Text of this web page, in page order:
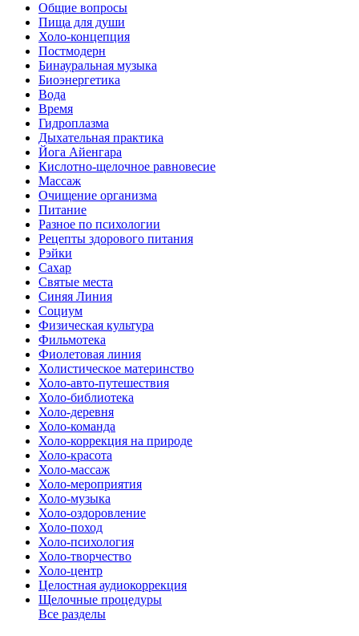
Общие вопросы
Пища для души
Холо-концепция
Постмодерн
Бинауральная музыка
Биоэнергетика
Вода
Время
Гидроплазма
Дыхательная практика
Йога Айенгара
Кислотно-щелочное равновесие
Массаж
Очищение организма
Питание
Разное по психологии
Рецепты здорового питания
Рэйки
Сахар
Святые места
Синяя Линия
Социум
Физическая культура
Фильмотека
Фиолетовая линия
Холистическое материнство
Холо-авто-путешествия
Холо-библиотека
Холо-деревня
Холо-команда
Холо-коррекция на природе
Холо-красота
Холо-массаж
Холо-мероприятия
Холо-музыка
Холо-оздоровление
Холо-поход
Холо-психология
Холо-творчество
Холо-центр
Целостная аудиокоррекция
Щелочные процедуры
Все разделы